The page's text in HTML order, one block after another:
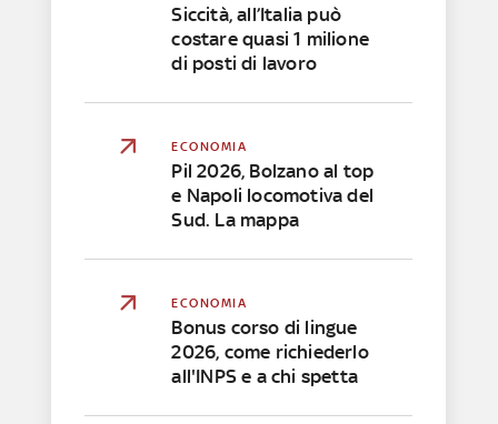
Siccità, all’Italia può
costare quasi 1 milione
di posti di lavoro
ECONOMIA
Pil 2026, Bolzano al top
e Napoli locomotiva del
Sud. La mappa
ECONOMIA
Bonus corso di lingue
2026, come richiederlo
all'INPS e a chi spetta